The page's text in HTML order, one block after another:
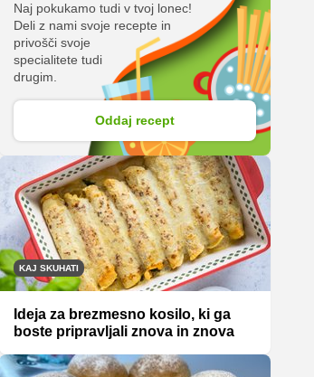
Naj pokukamo tudi v tvoj lonec!
Deli z nami svoje recepte in
privošči svoje
specialitete tudi
drugim.
Oddaj recept
KAJ SKUHATI
Ideja za brezmesno kosilo, ki ga
boste pripravljali znova in znova